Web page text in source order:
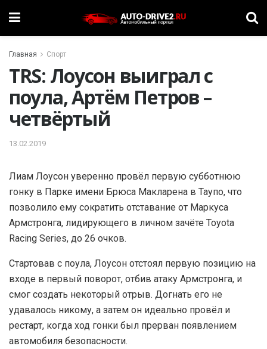
Главная Спорт
TRS: Лоусон выиграл с
поула, Артём Петров –
четвёртый
13.02.2019
Лиам Лоусон уверенно провёл первую субботнюю
гонку в Парке имени Брюса Макларена в Таупо, что
позволило ему сократить отставание от Маркуса
Армстронга, лидирующего в личном зачёте Toyota
Racing Series, до 26 очков.
Стартовав с поула, Лоусон отстоял первую позицию на
входе в первый поворот, отбив атаку Армстронга, и
смог создать некоторый отрыв. Догнать его не
удавалось никому, а затем он идеально провёл и
рестарт, когда ход гонки был прерван появлением
автомобиля безопасности.